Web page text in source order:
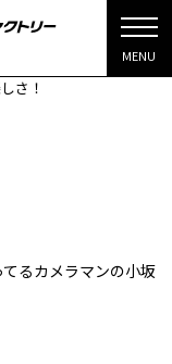
MENU
さ！
るカメラマンの小坂